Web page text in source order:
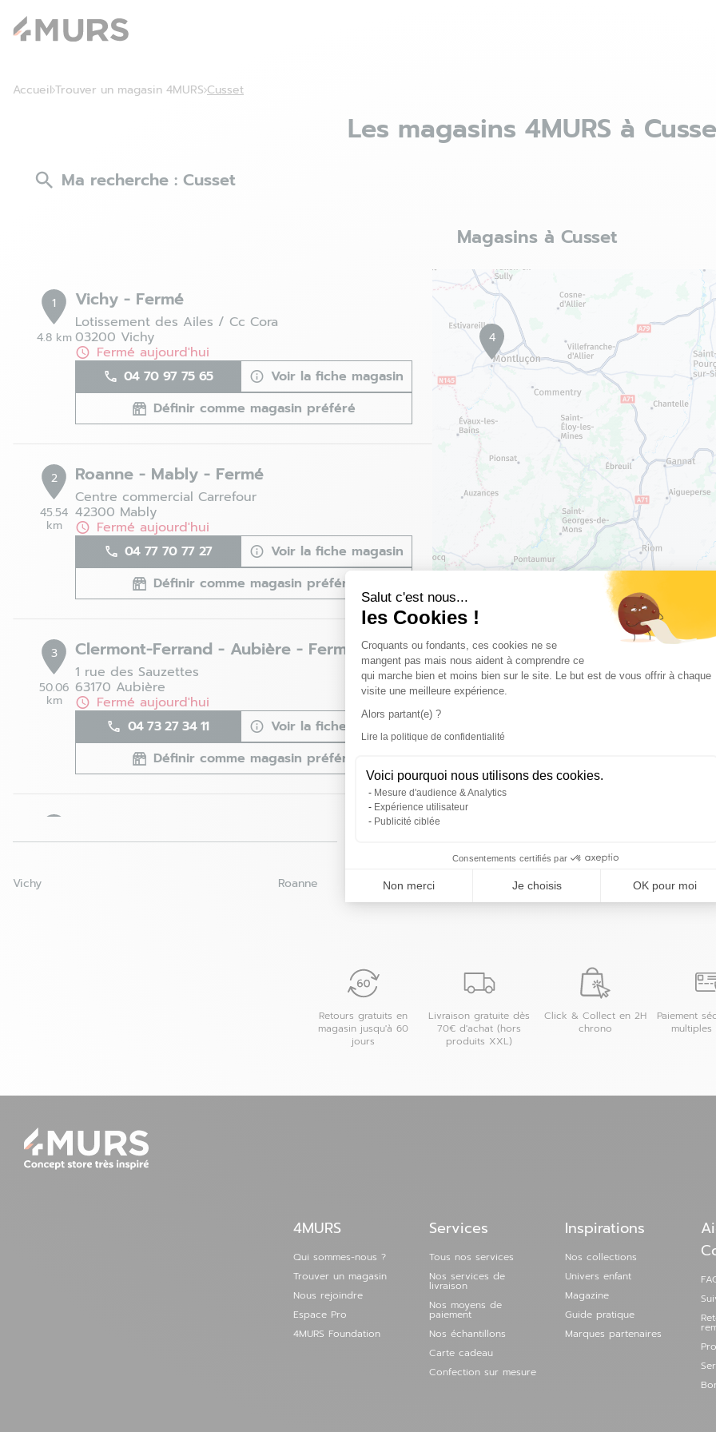
Salut c'est nous...
les Cookies !
Plateforme de Gestion du
Croquants ou fondants, ces cookies ne se
mangent pas mais nous aident à comprendre ce
qui marche bien et moins bien sur le site. Le but est de vous offrir à chaque
visite une meilleure expérience.
Alors partant(e) ?
Lire la politique de confidentialité
Voici pourquoi nous utilisons des cookies.
Mesure d'audience & Analytics
Expérience utilisateur
Publicité ciblée
Consentements certifiés par
Non merci Je choisis OK pour moi
Axeptio consent
Accueil Trouver un magasin 4MURS Cusset
Les magasins 4MURS à
Ma recherche : Cusset
Magasins à Cusset
1
4.8 km
Vichy - Fermé
Lotissement des Ailes / Cc Cora
03200 Vichy
Fermé aujourd'hui
04 70 97 75 65
Voir la fiche magasin
Définir comme magasin préféré
2
45.54
km
Roanne - Mably - Fermé
Centre commercial Carrefour
42300 Mably
Fermé aujourd'hui
04 77 70 77 27
Voir la fiche magasin
Définir comme magasin préféré
3
50.06
km
Clermont-Ferrand - Aubière - Fermé
1 rue des Sauzettes
63170 Aubière
Fermé aujourd'hui
04 73 27 34 11
Voir la fiche magasin
Définir comme magasin préféré
17 rue Albert Einstein
Voir la fiche magasin
4
Vichy Roanne Clermont-Ferrand
Retours gratuits en
magasin jusqu'à 60
jours
Livraison gratuite dès
70€ d'achat (hors
produits XXL)
Click & Collect en 2H
chrono
Paiement
4MURS
Qui sommes-nous ?
Trouver un magasin
Nous rejoindre
Espace Pro
4MURS Foundation
Services
Tous nos services
Nos services de
livraison
Nos moyens de
paiement
Nos échantillons
Carte cadeau
Confection sur mesure
Inspirations
Nos collections
Univers enfant
Magazine
Guide pratique
Marques partenaires